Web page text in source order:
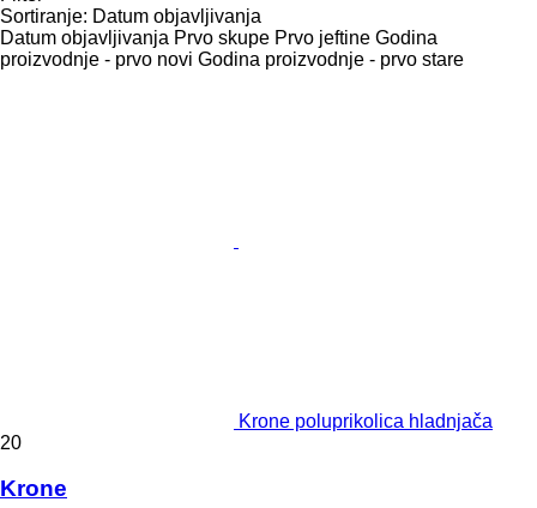
Sortiranje: Datum objavljivanja
Datum objavljivanja Prvo skupe Prvo jeftine Godina
proizvodnje - prvo novi Godina proizvodnje - prvo stare
Krone poluprikolica hladnjača
20
Krone